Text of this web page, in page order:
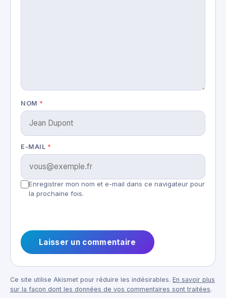
NOM *
E-MAIL *
Enregistrer mon nom et e-mail dans ce navigateur pour
la prochaine fois.
Ce site utilise Akismet pour réduire les indésirables. En savoir plus
sur la façon dont les données de vos commentaires sont traitées.